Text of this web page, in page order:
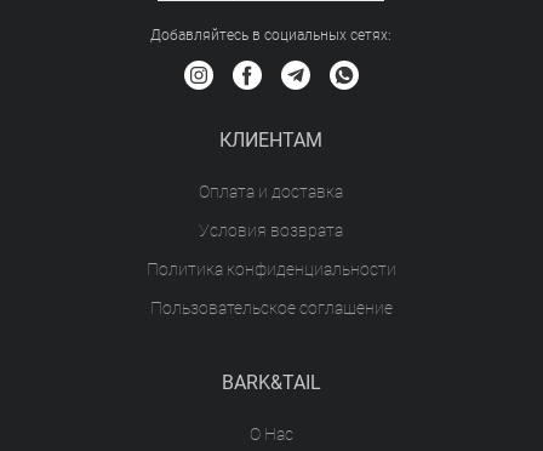
Добавляйтесь в социальных сетяx:
КЛИЕНТАМ
Оплата и доставка
Условия возврата
Политика конфиденциальности
Пользовательское соглашение
BARK&TAIL
О Нас